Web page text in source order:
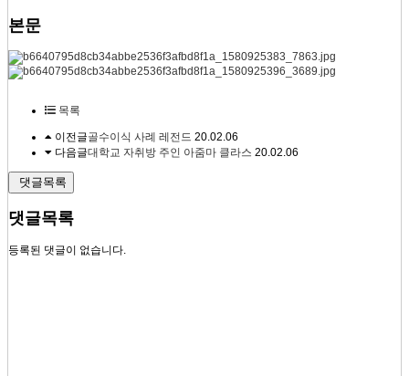
본문
목록
이전글골수이식 사례 레전드 20.02.06
다음글대학교 자취방 주인 아줌마 클라스 20.02.06
댓글목록
댓글목록
등록된 댓글이 없습니다.